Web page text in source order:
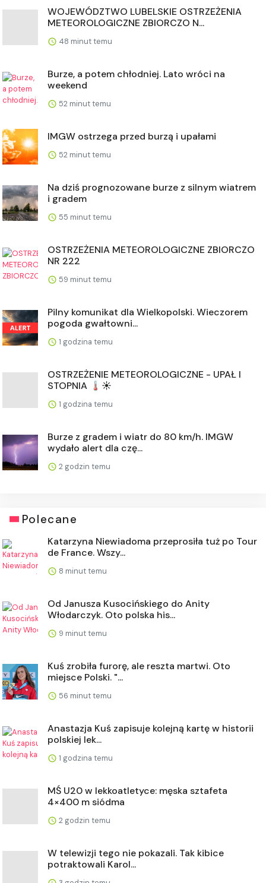
WOJEWÓDZTWO LUBELSKIE OSTRZEŻENIA
METEOROLOGICZNE ZBIORCZO N...
48 minut temu
Burze, a potem chłodniej. Lato wróci na
weekend
52 minut temu
IMGW ostrzega przed burzą i upałami
52 minut temu
Na dziś prognozowane burze z silnym wiatrem
i gradem
55 minut temu
OSTRZEŻENIA METEOROLOGICZNE ZBIORCZO
NR 222
59 minut temu
Pilny komunikat dla Wielkopolski. Wieczorem
pogoda gwałtowni...
1 godzina temu
OSTRZEŻENIE METEOROLOGICZNE - UPAŁ I
STOPNIA 🌡️☀️
1 godzina temu
Burze z gradem i wiatr do 80 km/h. IMGW
wydało alert dla czę...
2 godzin temu
Polecane
Katarzyna Niewiadoma przeprosiła tuż po Tour
de France. Wszy...
8 minut temu
Od Janusza Kusocińskiego do Anity
Włodarczyk. Oto polska his...
9 minut temu
Kuś zrobiła furorę, ale reszta martwi. Oto
miejsce Polski. "...
56 minut temu
Anastazja Kuś zapisuje kolejną kartę w historii
polskiej lek...
1 godzina temu
MŚ U20 w lekkoatletyce: męska sztafeta
4×400 m siódma
2 godzin temu
W telewizji tego nie pokazali. Tak kibice
potraktowali Karol...